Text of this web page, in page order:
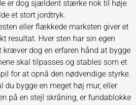
er dog sjældent stærke nok til høje
et stort jordtryk.
eller flækkede marksten giver et
resultat. Hver sten har sin egen
kræver dog en erfaren hånd at bygge
skal tilpasses og stables som et
for at opnå den nødvendige styrke.
du bygge en meget høj mur, eller
på en stejl skråning, er fundablokke